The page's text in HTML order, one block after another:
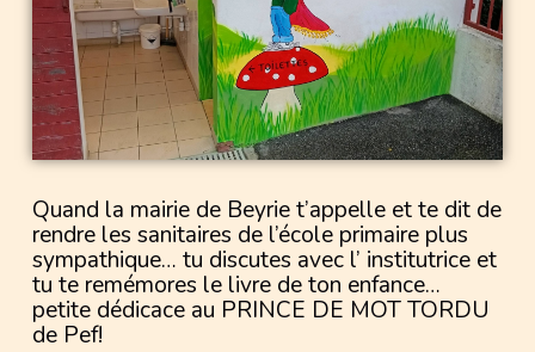
Quand la mairie de Beyrie t’appelle et te dit de
rendre les sanitaires de l’école primaire plus
sympathique… tu discutes avec l’ institutrice et
tu te remémores le livre de ton enfance…
petite dédicace au PRINCE DE MOT TORDU
de Pef!